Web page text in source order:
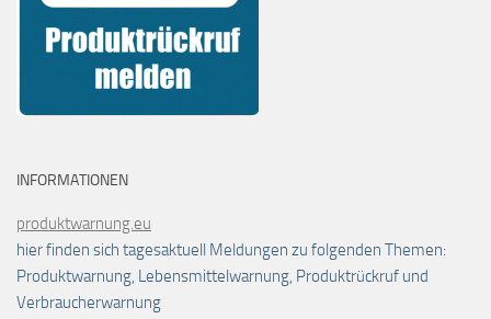
INFORMATIONEN
produktwarnung.eu
hier finden sich tagesaktuell Meldungen zu folgenden Themen:
Produktwarnung, Lebensmittelwarnung, Produktrückruf und
Verbraucherwarnung